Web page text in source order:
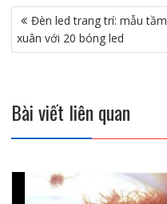
Điều
hướng
bài
Đèn led trang trí: mẫu tầm
xuân với 20 bóng led
Bài viết liên quan